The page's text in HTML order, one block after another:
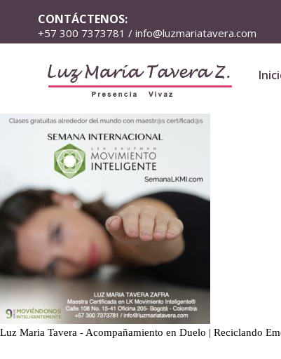
CONTÁCTENOS:
+57 300 7373781 / info@luzmariatavera.com
Luz Maria Tavera - Acompañamiento en Duelo | Reciclando